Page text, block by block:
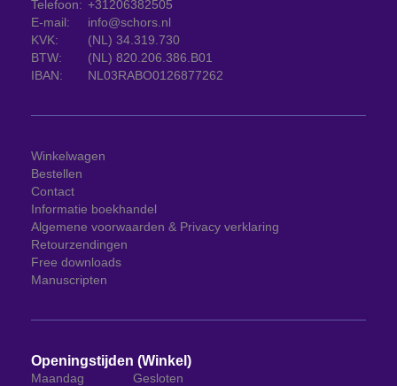
Telefoon: +31206382505
E-mail:
info@schors.nl
KVK:
(NL) 34.319.730
BTW:
(NL) 820.206.386.B01
IBAN:
NL03RABO0126877262
Winkelwagen
Bestellen
Contact
Informatie boekhandel
Algemene voorwaarden & Privacy verklaring
Retourzendingen
Free downloads
Manuscripten
Openingstijden (Winkel)
Maandag
Gesloten